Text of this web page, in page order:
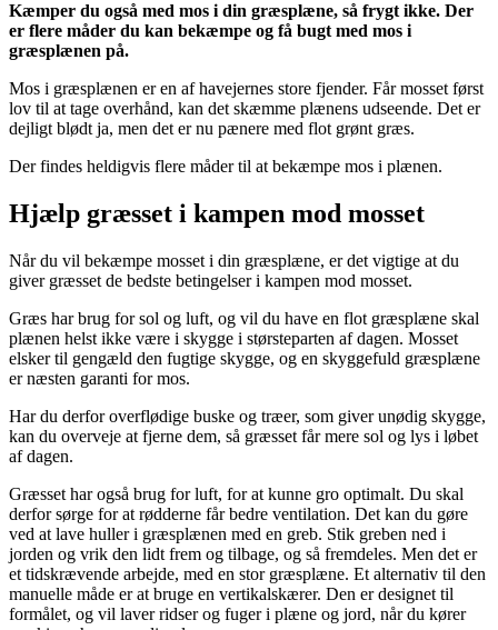
Kæmper du også med mos i din græsplæne, så frygt ikke. Der
er flere måder du kan bekæmpe og få bugt med mos i
græsplænen på.
Mos i græsplænen er en af havejernes store fjender. Får mosset først
lov til at tage overhånd, kan det skæmme plænens udseende. Det er
dejligt blødt ja, men det er nu pænere med flot grønt græs.
Der findes heldigvis flere måder til at bekæmpe mos i plænen.
Hjælp græsset i kampen mod mosset
Når du vil bekæmpe mosset i din græsplæne, er det vigtige at du
giver græsset de bedste betingelser i kampen mod mosset.
Græs har brug for sol og luft, og vil du have en flot græsplæne skal
plænen helst ikke være i skygge i størsteparten af dagen. Mosset
elsker til gengæld den fugtige skygge, og en skyggefuld græsplæne
er næsten garanti for mos.
Har du derfor overflødige buske og træer, som giver unødig skygge,
kan du overveje at fjerne dem, så græsset får mere sol og lys i løbet
af dagen.
Græsset har også brug for luft, for at kunne gro optimalt. Du skal
derfor sørge for at rødderne får bedre ventilation. Det kan du gøre
ved at lave huller i græsplænen med en greb. Stik greben ned i
jorden og vrik den lidt frem og tilbage, og så fremdeles. Men det er
et tidskrævende arbejde, med en stor græsplæne. Et alternativ til den
manuelle måde er at bruge en vertikalskærer. Den er designet til
formålet, og vil laver ridser og fuger i plæne og jord, når du kører